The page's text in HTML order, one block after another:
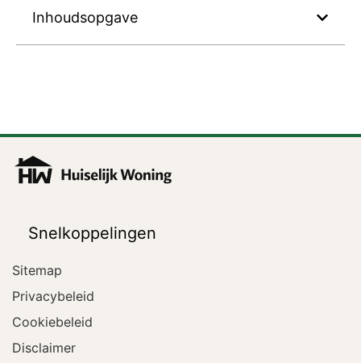
Inhoudsopgave
Snelkoppelingen
Sitemap
Privacybeleid
Cookiebeleid
Disclaimer